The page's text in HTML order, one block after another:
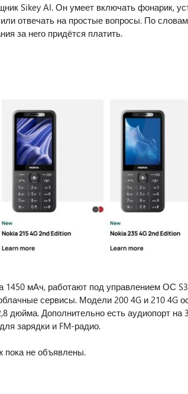
Sikey AI. Он умеет включать фонарик,
отвечать на простые вопросы. По
за него придётся платить.
мАч, работают под управлением ОС
сервисы. Модели 200 4G и 210 4G
дюйма. Дополнительно есть аудиопорт на
зарядки и FM-радио.
пока не объявлены.